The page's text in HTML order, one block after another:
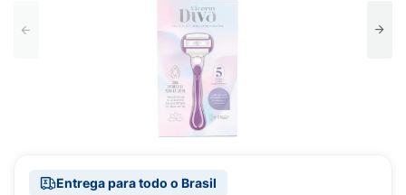
Entrega para todo o Brasil